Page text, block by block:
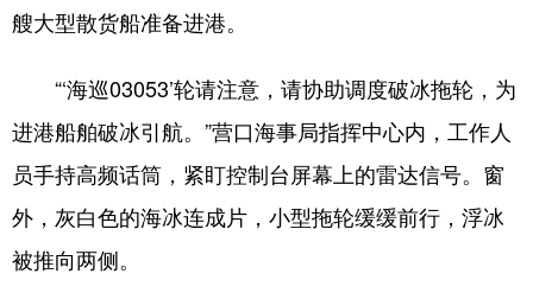
四川 贵州
多语种频道
English
艘大型散货船准备进港。
“‘海巡03053’轮请注意，请协助调度破冰拖轮，为
进港船舶破冰引航。”营口海事局指挥中心内，工作人
员手持高频话筒，紧盯控制台屏幕上的雷达信号。窗
外，灰白色的海冰连成片，小型拖轮缓缓前行，浮冰
被推向两侧。